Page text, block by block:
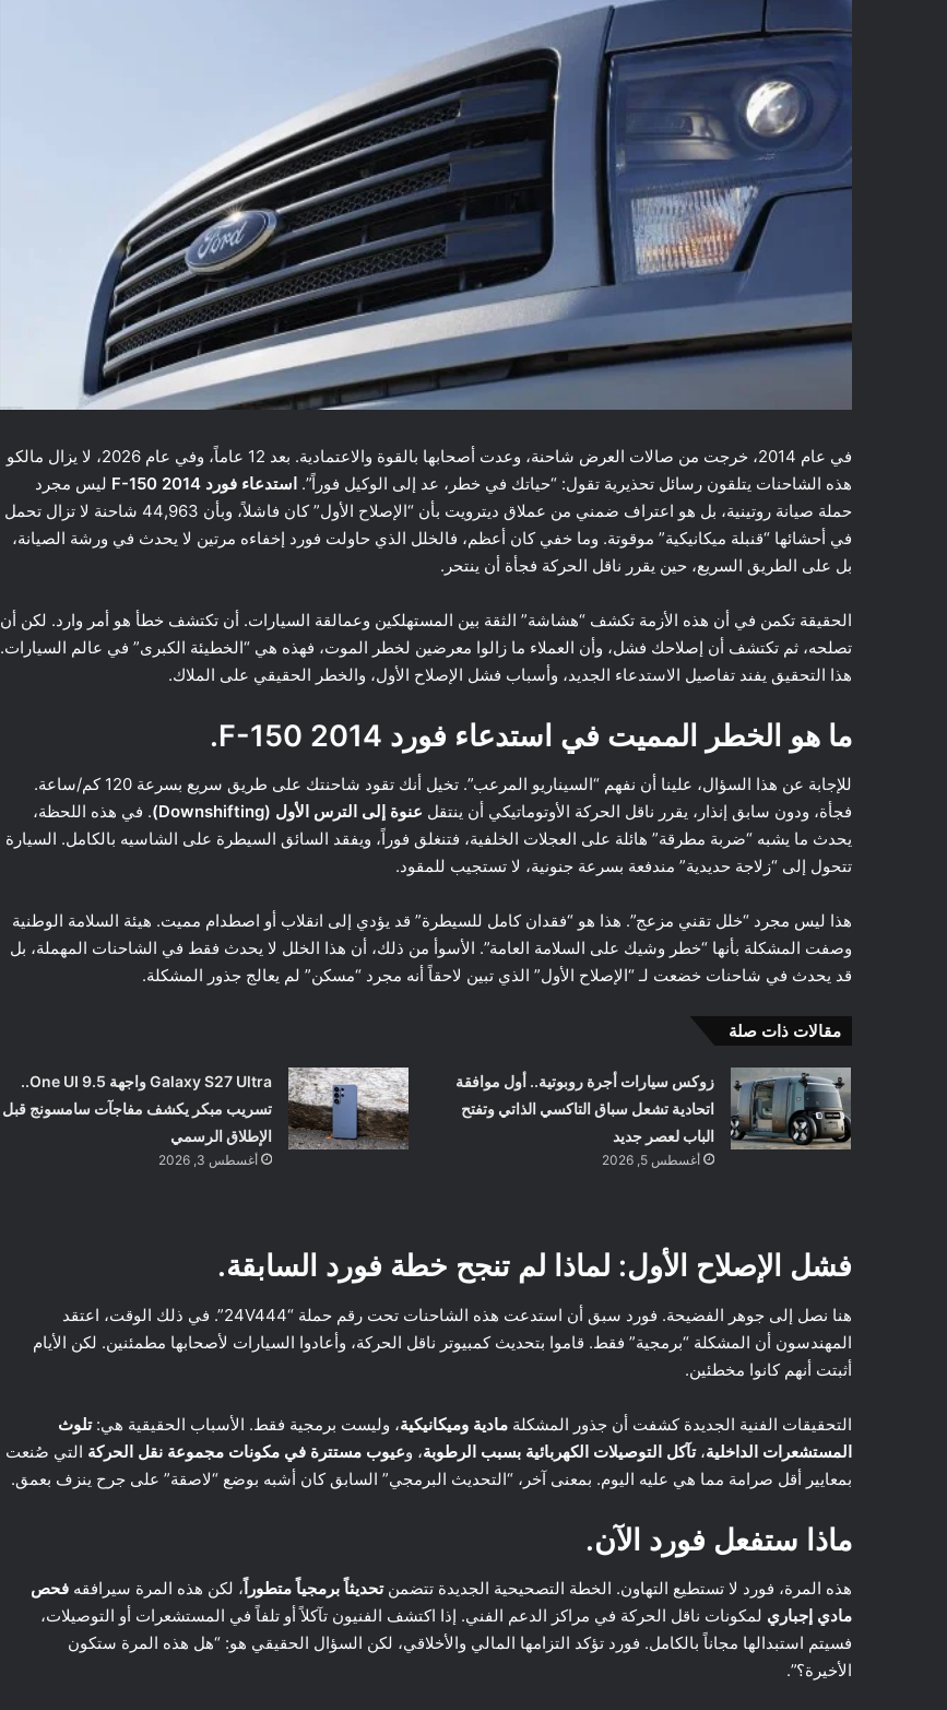
في عام 2014، خرجت من صالات العرض شاحنة، وعدت أصحابها بالقوة والاعتمادية. بعد 12 عاماً، وفي عام 2026، لا يزال مالكو
هذه الشاحنات يتلقون رسائل تحذيرية تقول: “حياتك في خطر، عد إلى الوكيل فوراً”. استدعاء فورد F-150 2014
ليس مجرد
حملة صيانة روتينية، بل هو اعتراف ضمني من عملاق ديترويت بأن “الإصلاح الأول” كان فاشلاً، وبأن 44,963 شاحنة لا تزال تحمل
في أحشائها “قنبلة ميكانيكية” موقوتة. وما خفي كان أعظم، فالخلل الذي حاولت فورد إخفاءه مرتين لا يحدث في ورشة الصيانة،
بل على الطريق السريع، حين يقرر ناقل الحركة فجأة أن ينتحر.
الحقيقة تكمن في أن هذه الأزمة تكشف “هشاشة” الثقة بين المستهلكين وعمالقة السيارات. أن تكتشف خطأ هو أمر وارد. لكن أن
تصلحه، ثم تكتشف أن إصلاحك فشل، وأن العملاء ما زالوا معرضين لخطر الموت، فهذه هي “الخطيئة الكبرى” في عالم السيارات.
هذا التحقيق يفند تفاصيل الاستدعاء الجديد، وأسباب فشل الإصلاح الأول، والخطر الحقيقي على الملاك.
ما هو الخطر المميت في استدعاء فورد F-150 2014.
للإجابة عن هذا السؤال، علينا أن نفهم “السيناريو المرعب”. تخيل أنك تقود شاحنتك على طريق سريع بسرعة 120 كم/ساعة.
فجأة، ودون سابق إنذار، يقرر ناقل الحركة الأوتوماتيكي أن ينتقل عنوة إلى الترس الأول (Downshifting)
. في هذه اللحظة،
يحدث ما يشبه “ضربة مطرقة” هائلة على العجلات الخلفية، فتنغلق فوراً، ويفقد السائق السيطرة على الشاسيه بالكامل. السيارة
تتحول إلى “زلاجة حديدية” مندفعة بسرعة جنونية، لا تستجيب للمقود.
هذا ليس مجرد “خلل تقني مزعج”. هذا هو “فقدان كامل للسيطرة” قد يؤدي إلى انقلاب أو اصطدام مميت. هيئة السلامة الوطنية
وصفت المشكلة بأنها “خطر وشيك على السلامة العامة”. الأسوأ من ذلك، أن هذا الخلل لا يحدث فقط في الشاحنات المهملة، بل
قد يحدث في شاحنات خضعت لـ “الإصلاح الأول” الذي تبين لاحقاً أنه مجرد “مسكن” لم يعالج جذور المشكلة.
مقالات ذات صلة
زوكس سيارات أجرة روبوتية.. أول موافقة
اتحادية تشعل سباق التاكسي الذاتي وتفتح
الباب لعصر جديد
أغسطس 5, 2026
Galaxy S27 Ultra واجهة One UI 9.5..
تسريب مبكر يكشف مفاجآت سامسونج قبل
الإطلاق الرسمي
أغسطس 3, 2026
فشل الإصلاح الأول: لماذا لم تنجح خطة فورد السابقة.
هنا نصل إلى جوهر الفضيحة. فورد سبق أن استدعت هذه الشاحنات تحت رقم حملة “24V444”. في ذلك الوقت، اعتقد
المهندسون أن المشكلة “برمجية” فقط. قاموا بتحديث كمبيوتر ناقل الحركة، وأعادوا السيارات لأصحابها مطمئنين. لكن الأيام
أثبتت أنهم كانوا مخطئين.
التحقيقات الفنية الجديدة كشفت أن جذور المشكلة مادية وميكانيكية، وليست برمجية فقط. الأسباب الحقيقية هي:تلوث
المستشعرات الداخلية،تآكل التوصيلات الكهربائية بسبب الرطوبة، وعيوب مستترة في مكونات مجموعة نقل الحركة التي صُنعت
بمعايير أقل صرامة مما هي عليه اليوم. بمعنى آخر، “التحديث البرمجي” السابق كان أشبه بوضع “لاصقة” على جرح ينزف بعمق.
ماذا ستفعل فورد الآن.
هذه المرة، فورد لا تستطيع التهاون. الخطة التصحيحية الجديدة تتضمنتحديثاً برمجياً متطوراً، لكن هذه المرة سيرافقه فحص
مادي إجباري لمكونات ناقل الحركة في مراكز الدعم الفني. إذا اكتشف الفنيون تآكلاً أو تلفاً في المستشعرات أو التوصيلات،
فسيتم استبدالها مجاناً بالكامل. فورد تؤكد التزامها المالي والأخلاقي، لكن السؤال الحقيقي هو: “هل هذه المرة ستكون
الأخيرة؟”.